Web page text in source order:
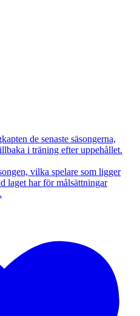
de senaste säsongerna,
i träning efter uppehållet.
vilka spelare som ligger
laget har för målsättningar